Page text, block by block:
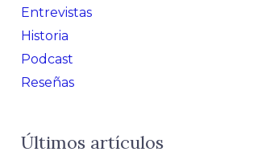
Entrevistas
Historia
Podcast
Reseñas
Últimos artículos